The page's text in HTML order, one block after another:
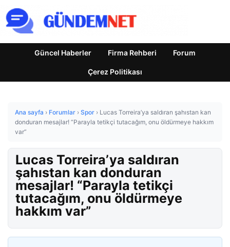
Güncel Haberler Firma Rehberi Forum
Çerez Politikası
Ana sayfa › Forumlar › Spor › Lucas Torreira’ya saldıran şahıstan kan
donduran mesajlar! “Parayla tetikçi tutacağım, onu öldürmeye hakkım
var”
Lucas Torreira’ya saldıran
şahıstan kan donduran
mesajlar! “Parayla tetikçi
tutacağım, onu öldürmeye
hakkım var”